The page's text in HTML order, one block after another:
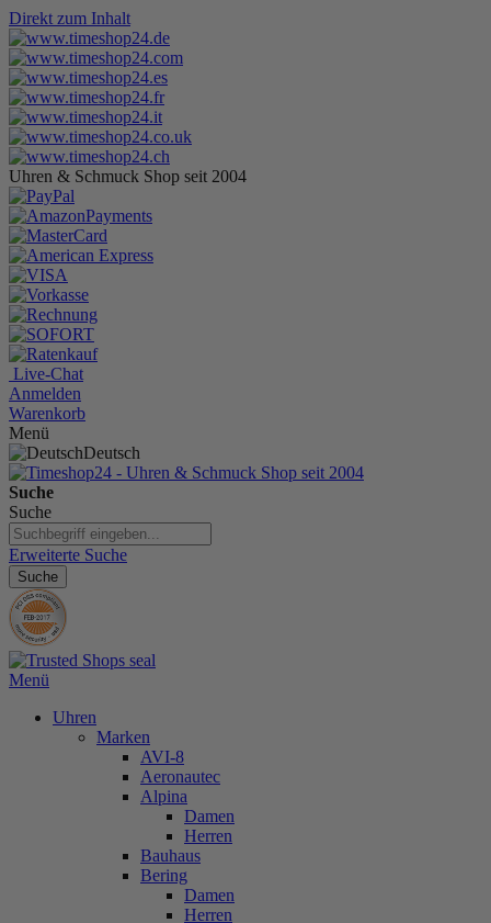
Direkt zum Inhalt
Uhren & Schmuck Shop seit 2004
Live-Chat
Anmelden
Warenkorb
Menü
Deutsch
Suche
Suche
Erweiterte Suche
Suche
Menü
Uhren
Marken
AVI-8
Aeronautec
Alpina
Damen
Herren
Bauhaus
Bering
Damen
Herren